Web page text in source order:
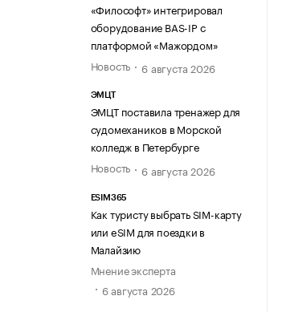
«Философт» интегрировал
оборудование BAS-IP с
платформой «Мажордом»
Новость
6 августа 2026
ЭМЦТ
ЭМЦТ поставила тренажер для
судомехаников в Морской
колледж в Петербурге
Новость
6 августа 2026
ESIM365
Как туристу выбрать SIM-карту
или eSIM для поездки в
Малайзию
Мнение эксперта
6 августа 2026